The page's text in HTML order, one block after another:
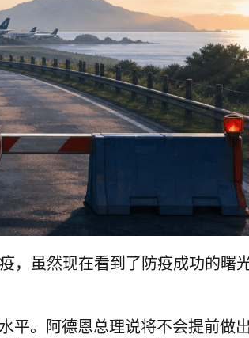
，虽然现在看到了防疫成功的曙
平。阿德恩总理说将不会提前做